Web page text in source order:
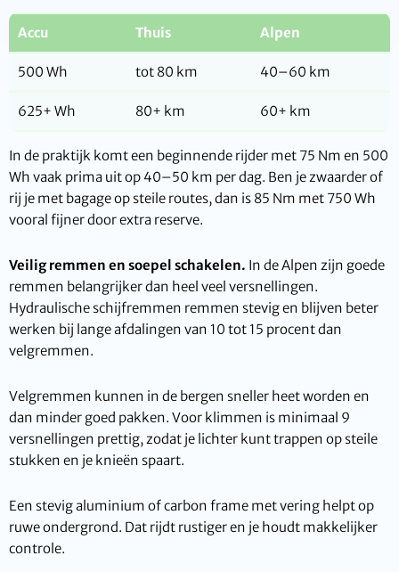
Accu Thuis Alpen
500 Wh tot 80 km 40–60 km
625+ Wh 80+ km 60+ km
In de praktijk komt een beginnende rijder met 75 Nm en 500
Wh vaak prima uit op 40–50 km per dag. Ben je zwaarder of
rij je met bagage op steile routes, dan is 85 Nm met 750 Wh
vooral fijner door extra reserve.
Veilig remmen en soepel schakelen. In de Alpen zijn goede
remmen belangrijker dan heel veel versnellingen.
Hydraulische schijfremmen remmen stevig en blijven beter
werken bij lange afdalingen van 10 tot 15 procent dan
velgremmen.
Velgremmen kunnen in de bergen sneller heet worden en
dan minder goed pakken. Voor klimmen is minimaal 9
versnellingen prettig, zodat je lichter kunt trappen op steile
stukken en je knieën spaart.
Een stevig aluminium of carbon frame met vering helpt op
ruwe ondergrond. Dat rijdt rustiger en je houdt makkelijker
controle.